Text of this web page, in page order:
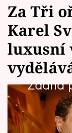
Témata
Celebrity
Vztahy
Seriály
Za Tři
Karel
luxusní
Žádná
Před
hudební
desítky